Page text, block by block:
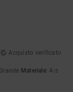
Acquisto verificato
Materiale: 4 /5